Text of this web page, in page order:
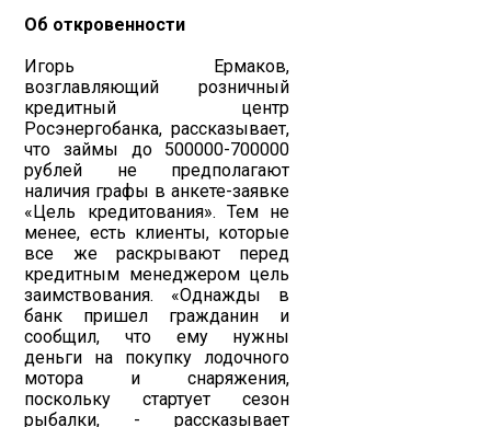
Об откровенности
Игорь Ермаков,
возглавляющий розничный
кредитный центр
Росэнергобанка, рассказывает,
что займы до 500000-700000
рублей не предполагают
наличия графы в анкете-заявке
«Цель кредитования». Тем не
менее, есть клиенты, которые
все же раскрывают перед
кредитным менеджером цель
заимствования. «Однажды в
банк пришел гражданин и
сообщил, что ему нужны
деньги на покупку лодочного
мотора и снаряжения,
поскольку стартует сезон
рыбалки, - рассказывает